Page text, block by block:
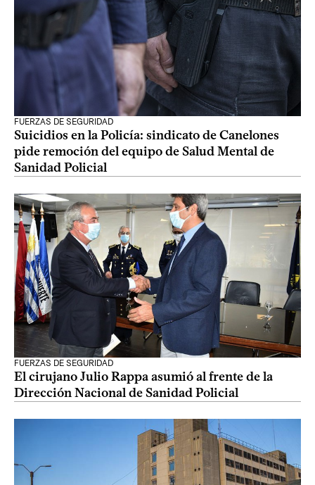
FUERZAS DE SEGURIDAD
Suicidios en la Policía: sindicato de Canelones
pide remoción del equipo de Salud Mental de
Sanidad Policial
FUERZAS DE SEGURIDAD
El cirujano Julio Rappa asumió al frente de la
Dirección Nacional de Sanidad Policial